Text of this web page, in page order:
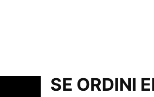
SE ORDINI